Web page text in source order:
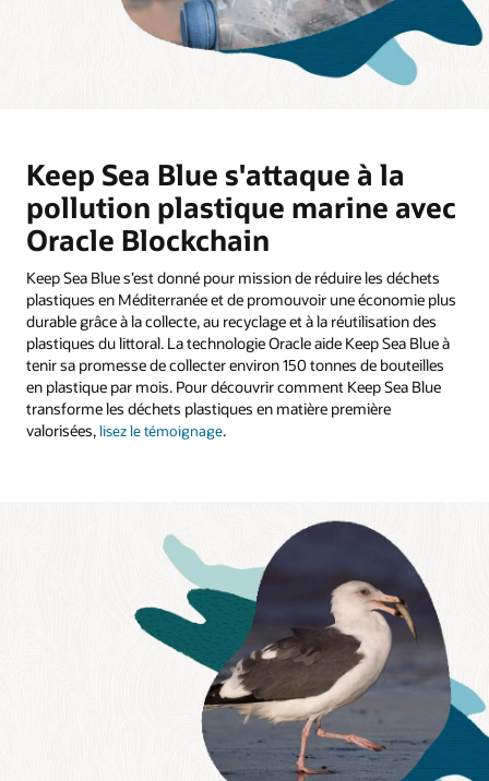
Keep Sea Blue s'attaque à la
pollution plastique marine avec
Oracle Blockchain
Keep Sea Blue s’est donné pour mission de réduire les déchets
plastiques en Méditerranée et de promouvoir une économie plus
durable grâce à la collecte, au recyclage et à la réutilisation des
plastiques du littoral. La technologie Oracle aide Keep Sea Blue à
tenir sa promesse de collecter environ 150 tonnes de bouteilles
en plastique par mois. Pour découvrir comment Keep Sea Blue
transforme les déchets plastiques en matière première
valorisées,lisez le témoignage.